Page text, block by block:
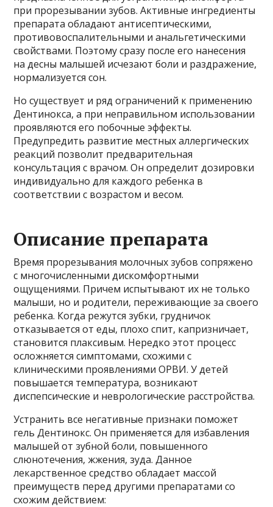
при прорезывании зубов. Активные ингредиенты
препарата обладают антисептическими,
противовоспалительными и анальгетическими
свойствами. Поэтому сразу после его нанесения
на десны малышей исчезают боли и раздражение,
нормализуется сон.
Но существует и ряд ограничений к применению
Дентинокса, а при неправильном использовании
проявляются его побочные эффекты.
Предупредить развитие местных аллергических
реакций позволит предварительная
консультация с врачом. Он определит дозировки
индивидуально для каждого ребенка в
соответствии с возрастом и весом.
Описание препарата
Время прорезывания молочных зубов сопряжено
с многочисленными дискомфортными
ощущениями. Причем испытывают их не только
малыши, но и родители, переживающие за своего
ребенка. Когда режутся зубки, грудничок
отказывается от еды, плохо спит, капризничает,
становится плаксивым. Нередко этот процесс
осложняется симптомами, схожими с
клиническими проявлениями ОРВИ. У детей
повышается температура, возникают
диспепсические и неврологические расстройства.
Устранить все негативные признаки поможет
гель Дентинокс. Он применяется для избавления
малышей от зубной боли, повышенного
слюнотечения, жжения, зуда. Данное
лекарственное средство обладает массой
преимуществ перед другими препаратами со
схожим действием: